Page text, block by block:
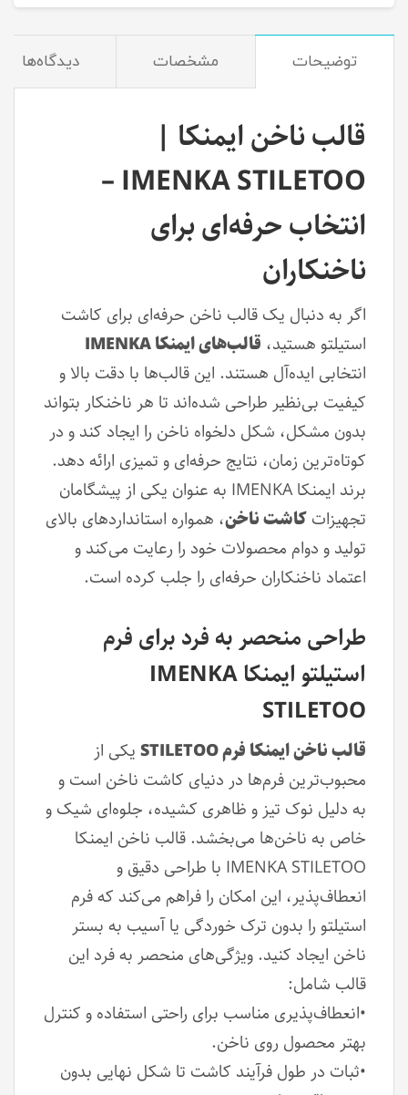
توضیحات مشخصات دیدگاه‌ها
قالب ناخن ایمنکا |
IMENKA STILETOO –
انتخاب حرفه‌ای برای
ناخنکاران
اگر به دنبال یک قالب ناخن حرفه‌ای برای کاشت
استیلتو هستید، قالب‌های ایمنکا IMENKA
انتخابی ایده‌آل هستند. این قالب‌ها با دقت بالا و
کیفیت بی‌نظیر طراحی شده‌اند تا هر ناخنکار بتواند
بدون مشکل، شکل دلخواه ناخن را ایجاد کند و در
کوتاه‌ترین زمان، نتایج حرفه‌ای و تمیزی ارائه دهد.
برند ایمنکا IMENKA به عنوان یکی از پیشگامان
تجهیزاتکاشت ناخن، همواره استانداردهای بالای
تولید و دوام محصولات خود را رعایت می‌کند و
اعتماد ناخنکاران حرفه‌ای را جلب کرده است.
طراحی منحصر به فرد برای فرم
استیلتو ایمنکا IMENKA
STILETOO
قالب ناخن ایمنکا فرم STILETOO
یکی از
محبوب‌ترین فرم‌ها در دنیای کاشت ناخن است و
به دلیل نوک تیز و ظاهری کشیده، جلوه‌ای شیک و
خاص به ناخن‌ها می‌بخشد. قالب ناخن ایمنکا
IMENKA STILETOO با طراحی دقیق و
انعطاف‌پذیر، این امکان را فراهم می‌کند که فرم
استیلتو را بدون ترک خوردگی یا آسیب به بستر
ناخن ایجاد کنید. ویژگی‌های منحصر به فرد این
قالب شامل:
•انعطاف‌پذیری مناسب برای راحتی استفاده و کنترل
بهتر محصول روی ناخن.
•ثبات در طول فرآیند کاشت تا شکل نهایی بدون